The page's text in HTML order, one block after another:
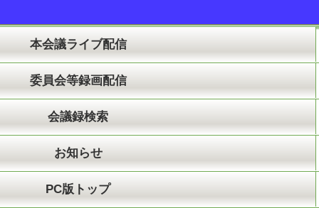
本会議ライブ配信
委員会等録画配信
会議録検索
お知らせ
PC版トップ